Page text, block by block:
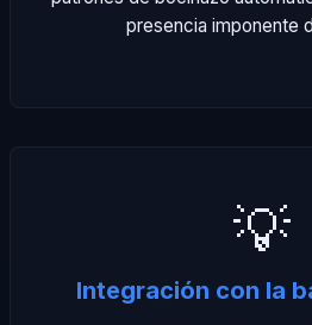
presencia imponente
💡
Integración con la